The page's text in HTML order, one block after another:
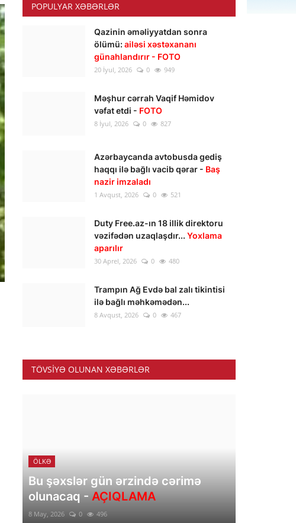
POPULYAR XƏBƏRLƏR
Qazinin əməliyyatdan sonra
ölümü: ailəsi xəstəxananı
günahlandırır - FOTO
20 İyul, 2026 0 949
Məşhur cərrah Vaqif Həmidov
vəfat etdi - FOTO
8 İyul, 2026 0 827
Azərbaycanda avtobusda gediş
haqqı ilə bağlı vacib qərar - Baş
nazir imzaladı
1 Avqust, 2026 0 521
Duty Free.az-ın 18 illik direktoru
vəzifədən uzaqlaşdır... Yoxlama
aparılır
30 Aprel, 2026 0 480
Trampın Ağ Evdə bal zalı tikintisi
ilə bağlı məhkəmədən...
8 Avqust, 2026 0 467
TÖVSIYƏ OLUNAN XƏBƏRLƏR
ÖLKƏ
Bu şəxslər gün ərzində cərimə
olunacaq - AÇIQLAMA
8 May, 2026 0 496